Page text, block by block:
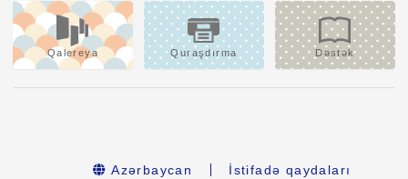
Qalereya Quraşdırma Dəstək
Azərbaycan
İstifadə qaydaları